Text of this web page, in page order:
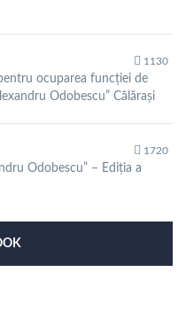
1130
ocuparea funcției de
Odobescu” Călărași
1720
Odobescu” – Ediția a